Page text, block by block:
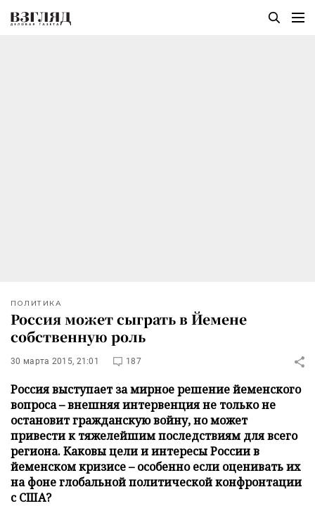
ПОЛИТИКА
Россия может сыграть в Йемене
собственную роль
30 марта 2015, 21:01 187
Россия выступает за мирное решение йеменского
вопроса – внешняя интервенция не только не
остановит гражданскую войну, но может
привести к тяжелейшим последствиям для всего
региона. Каковы цели и интересы России в
йеменском кризисе – особенно если оценивать их
на фоне глобальной политической конфронтации
с США?